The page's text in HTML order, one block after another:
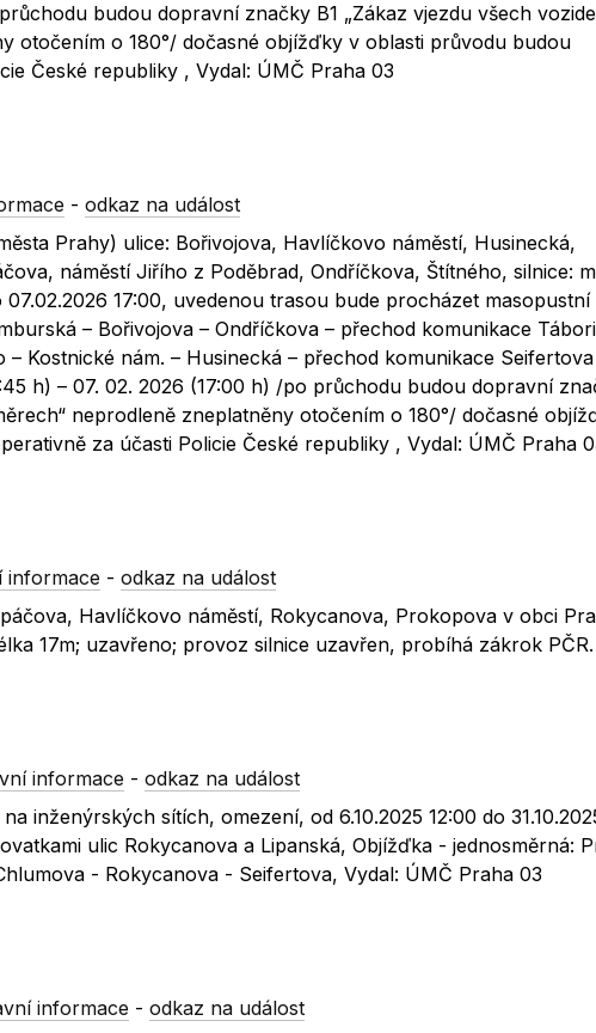
budou dopravní značky B1 „Zákaz vjezdu všech
otočením o 180°/ dočasné objížďky v oblasti průvodu budou
České republiky , Vydal: ÚMČ Praha 03
-odkaz na událost
Prahy) ulice: Bořivojova, Havlíčkovo náměstí, Husinecká,
náměstí Jiřího z Poděbrad, Ondříčkova, Štítného, silnice:
07.02.2026 17:00, uvedenou trasou bude procházet
– Bořivojova – Ondříčkova – přechod komunikace
Kostnické nám. – Husinecká – přechod komunikace
h) – 07. 02. 2026 (17:00 h) /po průchodu budou dopravní
neprodleně zneplatněny otočením o 180°/ dočasné
za účasti Policie České republiky , Vydal: ÚMČ Praha
informace -odkaz na událost
Havlíčkovo náměstí, Rokycanova, Prokopova v obci
17m; uzavřeno; provoz silnice uzavřen, probíhá zákrok PČR.
informace -odkaz na událost
inženýrských sítích, omezení, od 6.10.2025 12:00 do
ulic Rokycanova a Lipanská, Objížďka - jednosměrná:
- Rokycanova - Seifertova, Vydal: ÚMČ Praha 03
informace -odkaz na událost